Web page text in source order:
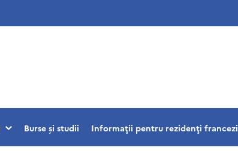
Burse și studii Informaţii pentru rezidenţi francezi